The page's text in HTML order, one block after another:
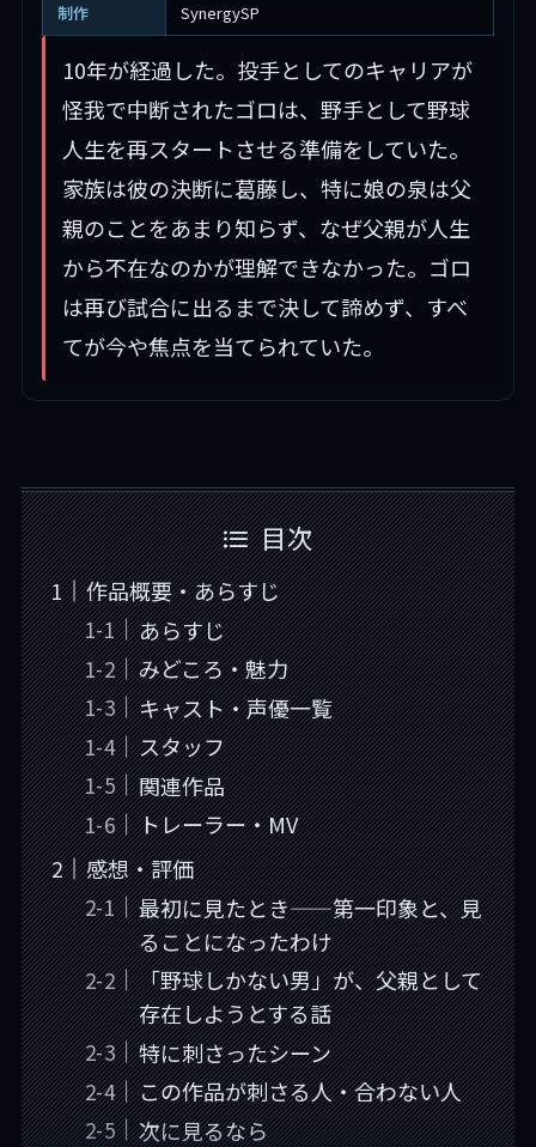
制作
SynergySP
10年が経過した。投手としてのキャリアが
怪我で中断されたゴロは、野手として野球
人生を再スタートさせる準備をしていた。
家族は彼の決断に葛藤し、特に娘の泉は父
親のことをあまり知らず、なぜ父親が人生
から不在なのかが理解できなかった。ゴロ
は再び試合に出るまで決して諦めず、すべ
てが今や焦点を当てられていた。
目次
作品概要・あらすじ
あらすじ
みどころ・魅力
キャスト・声優一覧
スタッフ
関連作品
トレーラー・MV
感想・評価
最初に見たとき——第一印象と、見
ることになったわけ
「野球しかない男」が、父親として
存在しようとする話
特に刺さったシーン
この作品が刺さる人・合わない人
次に見るなら